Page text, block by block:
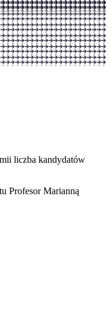
liczba kandydatów
Profesor Marianną